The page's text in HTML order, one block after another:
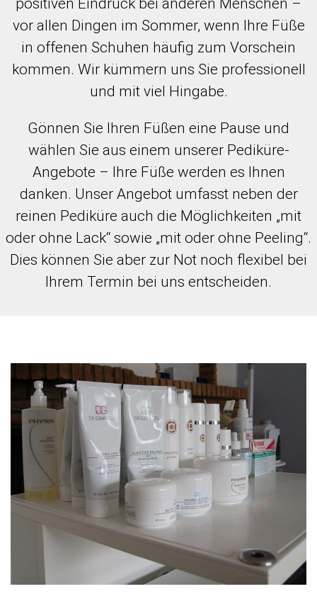
vor allen Dingen im Sommer, wenn Ihre Füße
in offenen Schuhen häufig zum Vorschein
kommen. Wir kümmern uns Sie professionell
und mit viel Hingabe.
Gönnen Sie Ihren Füßen eine Pause und
wählen Sie aus einem unserer Pediküre-
Angebote – Ihre Füße werden es Ihnen
danken. Unser Angebot umfasst neben der
reinen Pediküre auch die Möglichkeiten „mit
oder ohne Lack“ sowie „mit oder ohne Peeling“.
Dies können Sie aber zur Not noch flexibel bei
Ihrem Termin bei uns entscheiden.